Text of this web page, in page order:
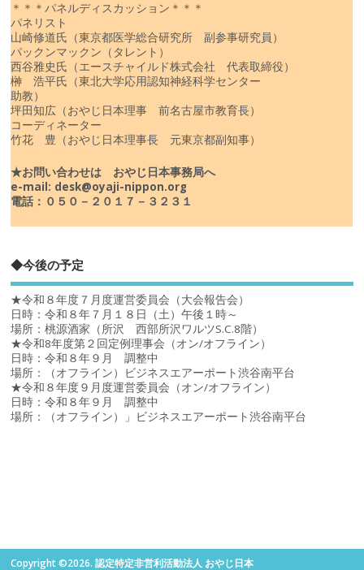
＊＊＊パネルディスカッション＊＊＊
パネリスト
山崎修道氏（東京都医学総合研究所 副参事研究員）
パックンマックン（タレント）
西谷雅史氏（エースチャイルド株式会社 代表取締役）
榊 浩平氏（東北大学応用認知神経科学センター
助教）
坪田知広（おやじ日本理事 前名古屋市教育長）
コーディネーター
竹花 豊（おやじ日本理事長 元東京都副知事）
★お問い合わせは おやじ日本事務局へ
e-mail: desk@oyaji-nippon.org
電話：０５０－２０１７－３２３１
◆今後の予定
★令和８年度７月度運営委員会（大会報告会）
日時：令和８年７月１８日（土）午後１時～
場所：桃源酒家（所沢 西部所沢ワルツS.C.8階）
★令和8年度第２回定例理事会（オン/オフライン）
日時：令和８年９月 調整中
場所：（オフライン）ビジネスエアーポート渋谷南平台
★令和８年度９月度運営委員会（オン/オフライン）
日時：令和８年９月 調整中
場所：（オフライン）」ビジネスエアーポート渋谷南平台
Copyright ©2026. 認定特定非営利活動法人 おやじ日本